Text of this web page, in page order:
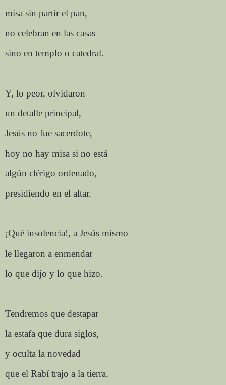
misa sin partir el pan,
no celebran en las casas
sino en templo o catedral.
Y, lo peor, olvidaron
un detalle principal,
Jesús no fue sacerdote,
hoy no hay misa si no está
algún clérigo ordenado,
presidiendo en el altar.
¡Qué insolencia!, a Jesús mismo
le llegaron a enmendar
lo que dijo y lo que hizo.
Tendremos que destapar
la estafa que dura siglos,
y oculta la novedad
que el Rabí trajo a la tierra.